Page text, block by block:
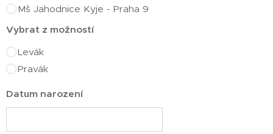
Mš Jahodnice Kyje - Praha 9
Vybrat z možností
Levák
Pravák
Datum narození